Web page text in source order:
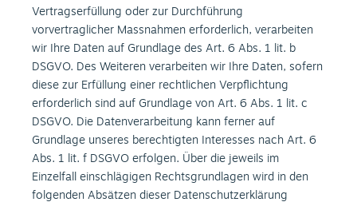
Vertragserfüllung oder zur Durchführung
vorvertraglicher Massnahmen erforderlich, verarbeiten
wir Ihre Daten auf Grundlage des Art. 6 Abs. 1 lit. b
DSGVO. Des Weiteren verarbeiten wir Ihre Daten, sofern
diese zur Erfüllung einer rechtlichen Verpflichtung
erforderlich sind auf Grundlage von Art. 6 Abs. 1 lit. c
DSGVO. Die Datenverarbeitung kann ferner auf
Grundlage unseres berechtigten Interesses nach Art. 6
Abs. 1 lit. f DSGVO erfolgen. Über die jeweils im
Einzelfall einschlägigen Rechtsgrundlagen wird in den
folgenden Absätzen dieser Datenschutzerklärung